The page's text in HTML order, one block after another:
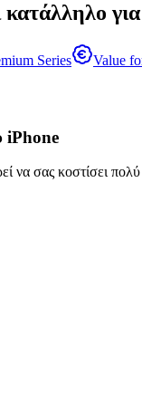
κατάλληλο
Series Value
iPhone
να σας κοστίσει